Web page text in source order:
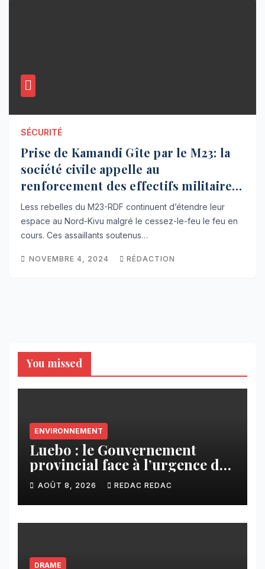
SÉCURITÉ
Prise de Kamandi Gîte par le M23: la
société civile appelle au
renforcement des effectifs militaires
dans la zone
Less rebelles du M23-RDF continuent d’étendre leur
espace au Nord-Kivu malgré le cessez-le-feu le feu en
cours. Ces assaillants soutenus…
NOVEMBRE 4, 2024 RÉDACTION
You missed
ENVIRONNEMENT
Luebo : le Gouvernement
provincial face à l’urgence des
érosions qui menacent la cité
AOÛT 8, 2026 REDAC REDAC
DRAME